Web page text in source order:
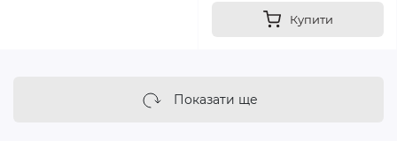
Купити
Показати ще